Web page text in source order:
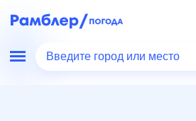
Введите город или место